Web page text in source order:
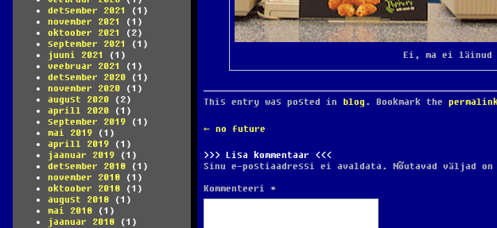
detsember 2021
(1)
november 2021
(1)
oktoober 2021
(2)
september 2021
(1)
juuni 2021
(1)
veebruar 2021
(1)
detsember 2020 (1)
november 2020 (1)
august 2020 (2)
aprill 2020 (1)
september 2019 (1)
mai 2019 (1)
aprill 2019 (1)
jaanuar 2019 (1)
detsember 2018 (1)
november 2018 (1)
oktoober 2018 (1)
august 2018 (1)
mai 2018 (1)
jaanuar 2018 (1)
Ei, ma ei läinud
This entry was posted in blog . Bookmark the permalink
POST
← no future
Lisa kommentaar
Sinu e-postiaadressi ei avaldata. Nõutavad väljad
Kommenteeri *